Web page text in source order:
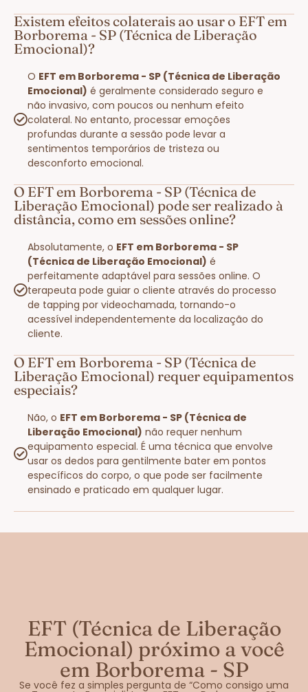
Existem efeitos colaterais ao usar o EFT em
Borborema - SP (Técnica de Liberação
Emocional)?
O EFT em Borborema - SP (Técnica de Liberação
Emocional) é geralmente considerado seguro e
não invasivo, com poucos ou nenhum efeito
colateral. No entanto, processar emoções
profundas durante a sessão pode levar a
sentimentos temporários de tristeza ou
desconforto emocional.
O EFT em Borborema - SP (Técnica de
Liberação Emocional) pode ser realizado à
distância, como em sessões online?
Absolutamente, o EFT em Borborema - SP
(Técnica de Liberação Emocional) é
perfeitamente adaptável para sessões online. O
terapeuta pode guiar o cliente através do processo
de tapping por videochamada, tornando-o
acessível independentemente da localização do
cliente.
O EFT em Borborema - SP (Técnica de
Liberação Emocional) requer equipamentos
especiais?
Não, o EFT em Borborema - SP (Técnica de
Liberação Emocional) não requer nenhum
equipamento especial. É uma técnica que envolve
usar os dedos para gentilmente bater em pontos
específicos do corpo, o que pode ser facilmente
ensinado e praticado em qualquer lugar.
EFT (Técnica de Liberação
Emocional) próximo a você
em Borborema - SP
Se você fez a simples pergunta de “Como consigo uma